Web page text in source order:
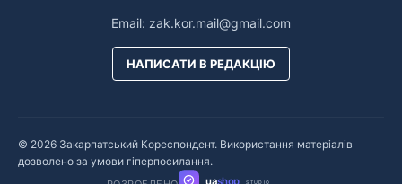
Email: zak.kor.mail@gmail.com
НАПИСАТИ В РЕДАКЦІЮ
© 2026 Закарпатський Кореспондент. Використання матеріалів
дозволено за умови гіперпосилання.
uashop STUDIO